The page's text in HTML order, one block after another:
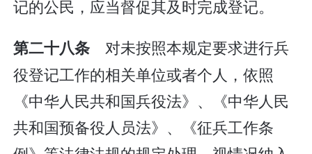
记的公民，应当督促其及时完成登记。
第二十八条对未按照本规定要求进行兵
役登记工作的相关单位或者个人，依照
《中华人民共和国兵役法》、《中华人民
共和国预备役人员法》、《征兵工作条